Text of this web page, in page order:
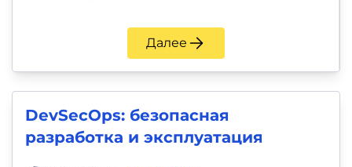
Далее
DevSecOps: безопасная
разработка и эксплуатация